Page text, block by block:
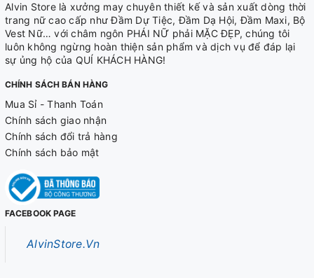
Alvin Store là xưởng may chuyên thiết kế và sản xuất dòng thời
trang nữ cao cấp như Đầm Dự Tiệc, Đầm Dạ Hội, Đầm Maxi, Bộ
Vest Nữ… với châm ngôn PHÁI NỮ phải MẶC ĐẸP, chúng tôi
luôn không ngừng hoàn thiện sản phẩm và dịch vụ để đáp lại
sự ủng hộ của QUÍ KHÁCH HÀNG!
CHÍNH SÁCH BÁN HÀNG
Mua Sỉ - Thanh Toán
Chính sách giao nhận
Chính sách đổi trả hàng
Chính sách bảo mật
FACEBOOK PAGE
AlvinStore.Vn